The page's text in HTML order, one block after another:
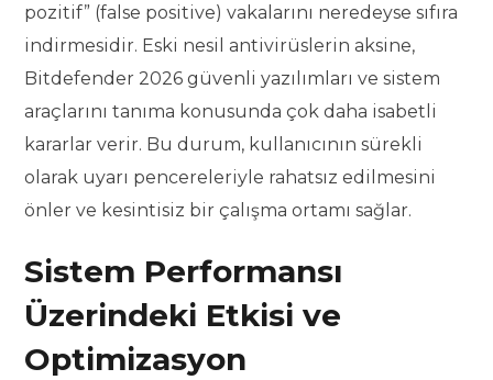
pozitif” (false positive) vakalarını neredeyse sıfıra
indirmesidir. Eski nesil antivirüslerin aksine,
Bitdefender 2026 güvenli yazılımları ve sistem
araçlarını tanıma konusunda çok daha isabetli
kararlar verir. Bu durum, kullanıcının sürekli
olarak uyarı pencereleriyle rahatsız edilmesini
önler ve kesintisiz bir çalışma ortamı sağlar.
Sistem Performansı
Üzerindeki Etkisi ve
Optimizasyon